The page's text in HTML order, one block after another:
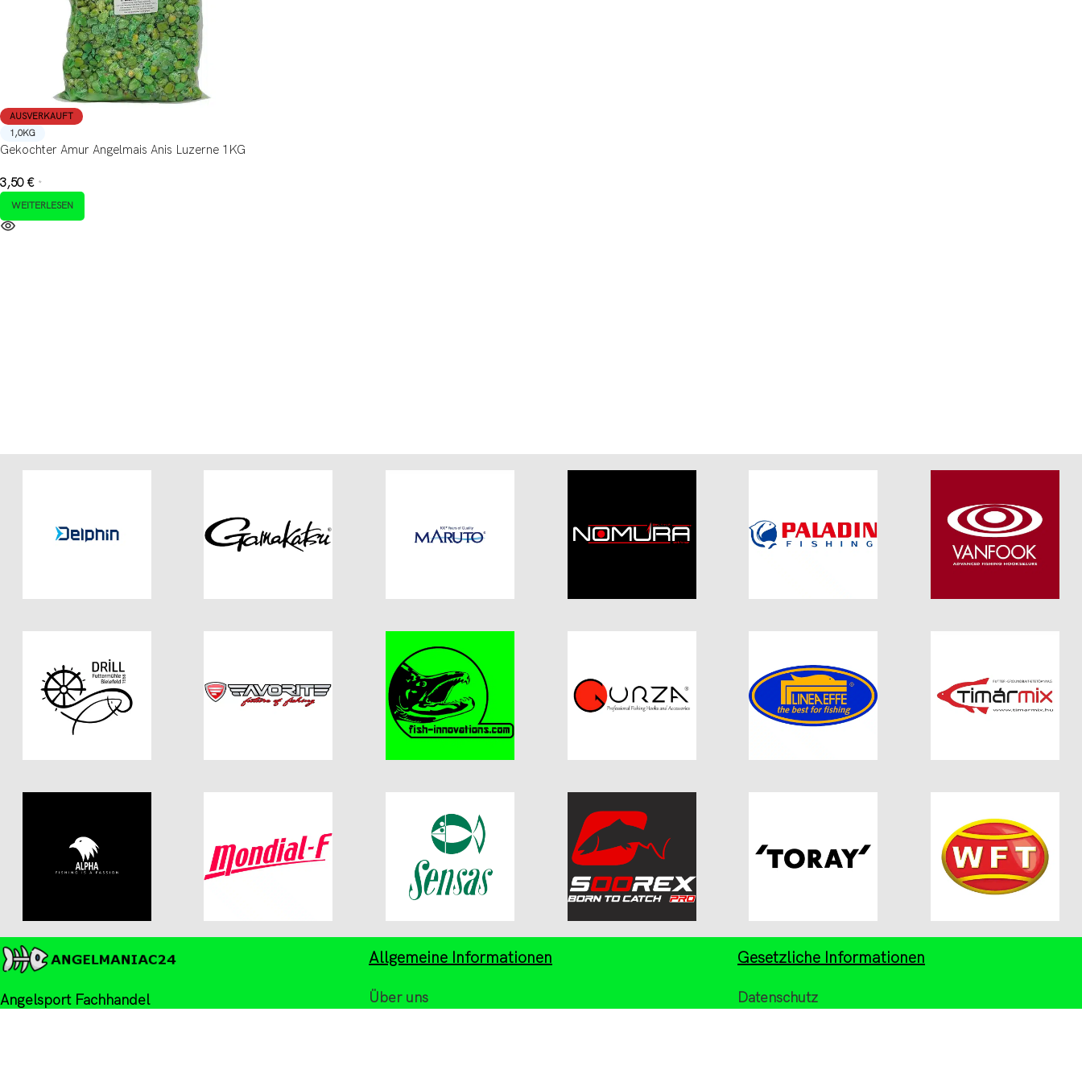
AUSVERKAUFT
1,0KG
Gekochter Amur Angelmais Anis Luzerne 1KG
3,50 € *
WEITERLESEN
Angelsport Fachhandel
Allgemeine Informationen
Über uns
Gesetzliche Informationen
Datenschutz